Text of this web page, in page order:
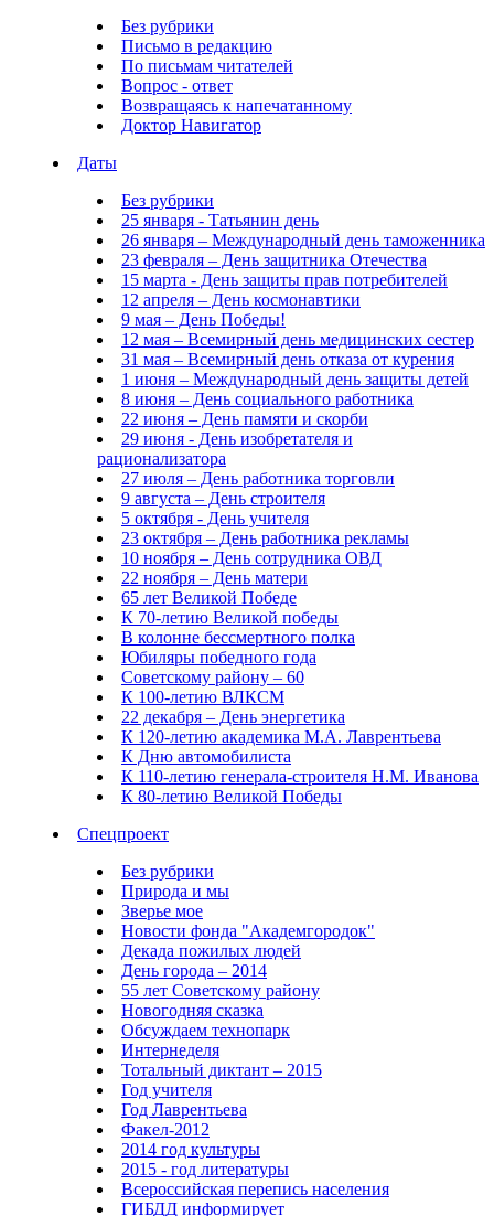
Без рубрики
Письмо в редакцию
По письмам читателей
Вопрос - ответ
Возвращаясь к напечатанному
Доктор Навигатор
Даты
Без рубрики
25 января - Татьянин день
26 января – Международный день таможенника
23 февраля – День защитника Отечества
15 марта - День защиты прав потребителей
12 апреля – День космонавтики
9 мая – День Победы!
12 мая – Всемирный день медицинских сестер
31 мая – Всемирный день отказа от курения
1 июня – Международный день защиты детей
8 июня – День социального работника
22 июня – День памяти и скорби
29 июня - День изобретателя и
рационализатора
27 июля – День работника торговли
9 августа – День строителя
5 октября - День учителя
23 октября – День работника рекламы
10 ноября – День сотрудника ОВД
22 ноября – День матери
65 лет Великой Победе
К 70-летию Великой победы
В колонне бессмертного полка
Юбиляры победного года
Советскому району – 60
К 100-летию ВЛКСМ
22 декабря – День энергетика
К 120-летию академика М.А. Лаврентьева
К Дню автомобилиста
К 110-летию генерала-строителя Н.М. Иванова
К 80-летию Великой Победы
Спецпроект
Без рубрики
Природа и мы
Зверье мое
Новости фонда "Академгородок"
Декада пожилых людей
День города – 2014
55 лет Советскому району
Новогодняя сказка
Обсуждаем технопарк
Интернеделя
Тотальный диктант – 2015
Год учителя
Год Лаврентьева
Факел-2012
2014 год культуры
2015 - год литературы
Всероссийская перепись населения
ГИБДД информирует